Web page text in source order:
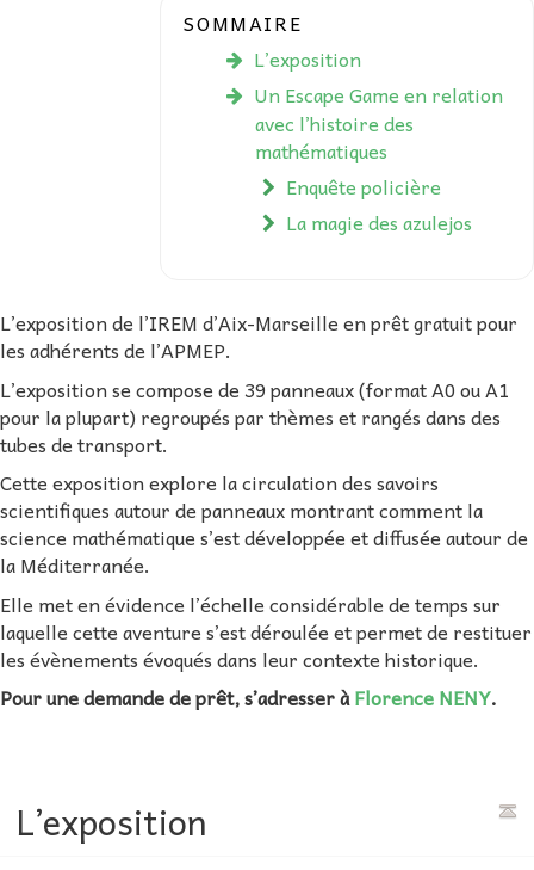
SOMMAIRE
L’exposition
Un Escape Game en relation
avec l’histoire des
mathématiques
Enquête policière
La magie des azulejos
L’exposition de l’IREM d’Aix-Marseille en prêt gratuit pour
les adhérents de l’APMEP.
L’exposition se compose de 39 panneaux (format A0 ou A1
pour la plupart) regroupés par thèmes et rangés dans des
tubes de transport.
Cette exposition explore la circulation des savoirs
scientifiques autour de panneaux montrant comment la
science mathématique s’est développée et diffusée autour de
la Méditerranée.
Elle met en évidence l’échelle considérable de temps sur
laquelle cette aventure s’est déroulée et permet de restituer
les évènements évoqués dans leur contexte historique.
Pour une demande de prêt, s’adresser àFlorence NENY.
L’exposition